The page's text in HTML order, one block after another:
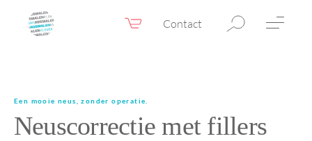
Contact
Webshop NL
Huidtherapie
Een mooie neus, zonder operatie.
Neuscorrectie met fillers